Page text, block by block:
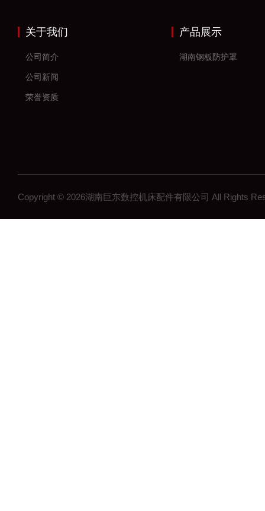
关于我们
公司简介
公司新闻
荣誉资质
产品展示
湖南钢板防护罩
Copyright © 2026湖南巨东数控机床配件有限公司 All Rights